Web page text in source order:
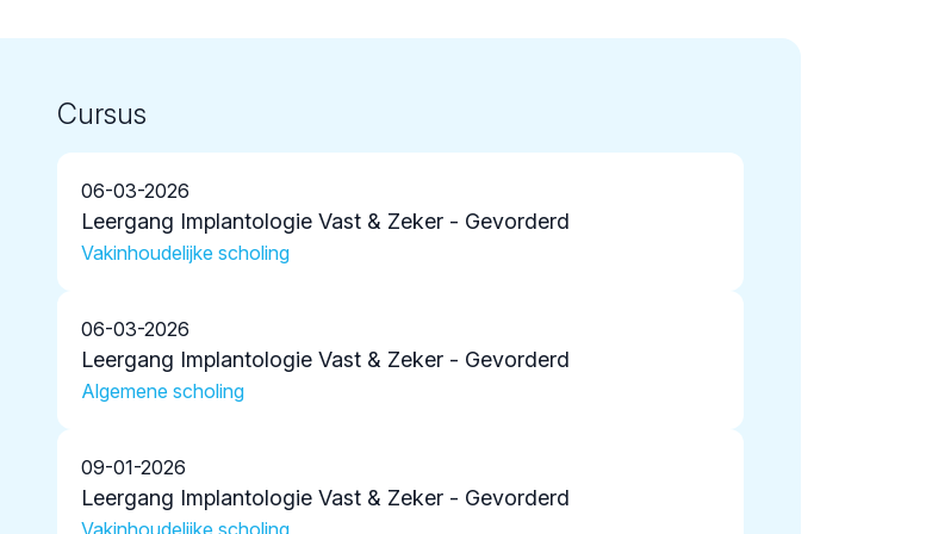
Cursus
06-03-2026
Leergang Implantologie Vast & Zeker - Gevorderd
Vakinhoudelijke scholing
06-03-2026
Leergang Implantologie Vast & Zeker - Gevorderd
Algemene scholing
09-01-2026
Leergang Implantologie Vast & Zeker - Gevorderd
Vakinhoudelijke scholing